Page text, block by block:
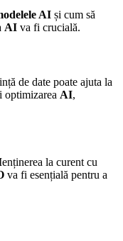
AI și cum să
AI va fi crucială.
de date poate ajuta la
optimizarea AI,
la curent cu
va fi esențială pentru a